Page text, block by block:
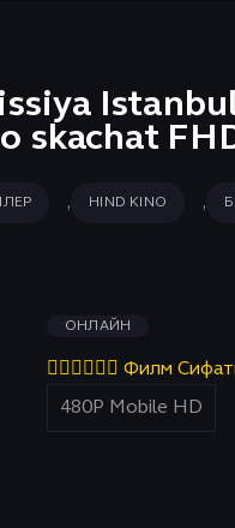
skachat
, HIND KINO ,
ОНЛАЙН
👇🏻👇🏻👇🏻 Филм